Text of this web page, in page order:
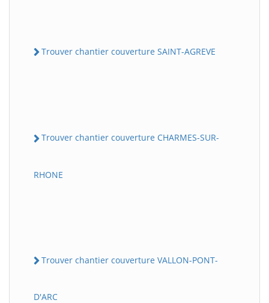
Trouver chantier couverture SAINT-AGREVE
Trouver chantier couverture CHARMES-SUR-
RHONE
Trouver chantier couverture VALLON-PONT-
D'ARC